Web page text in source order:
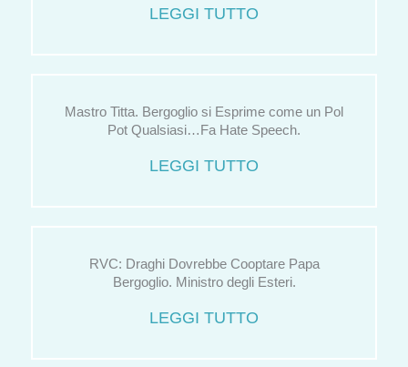
LEGGI TUTTO
Mastro Titta. Bergoglio si Esprime come un Pol
Pot Qualsiasi…Fa Hate Speech.
LEGGI TUTTO
RVC: Draghi Dovrebbe Cooptare Papa
Bergoglio. Ministro degli Esteri.
LEGGI TUTTO